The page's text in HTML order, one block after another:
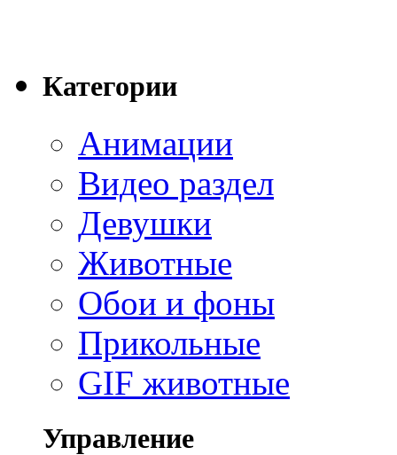
Категории
Анимации
Видео раздел
Девушки
Животные
Обои и фоны
Прикольные
GIF животные
Управление